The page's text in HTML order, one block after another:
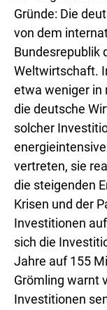
Gründe: Die
von dem
Bundesrepublik
Weltwirtschaft.
etwa weniger in
die deutsche
solcher
vertreten, sie
die steigenden
Krisen und der
Investitionen
sich die
Jahre auf 155
Grömling warnt
Investitionen